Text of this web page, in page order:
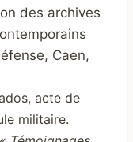
des archives
Caen,
acte de
militaire.